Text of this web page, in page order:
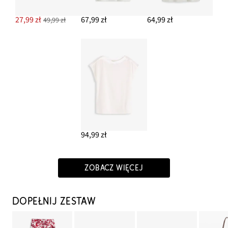
27,99 zł 49,99 zł 67,99 zł 64,99 zł
94,99 zł
ZOBACZ WIĘCEJ
DOPEŁNIJ ZESTAW